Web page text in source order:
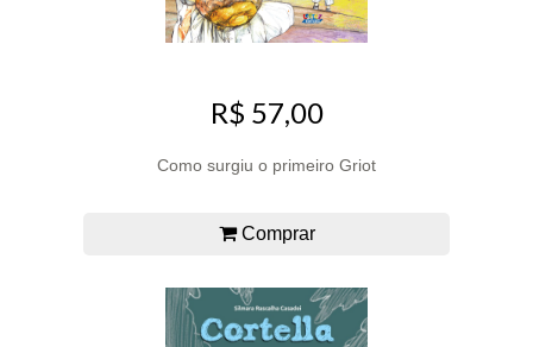
R$ 57,00
Como surgiu o primeiro Griot
Comprar